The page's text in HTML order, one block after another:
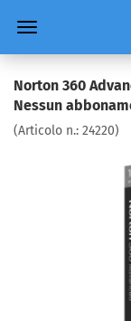
Norton 360
Nessun
(Articolo n.: 24220)